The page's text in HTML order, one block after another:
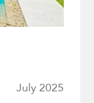
July 2025